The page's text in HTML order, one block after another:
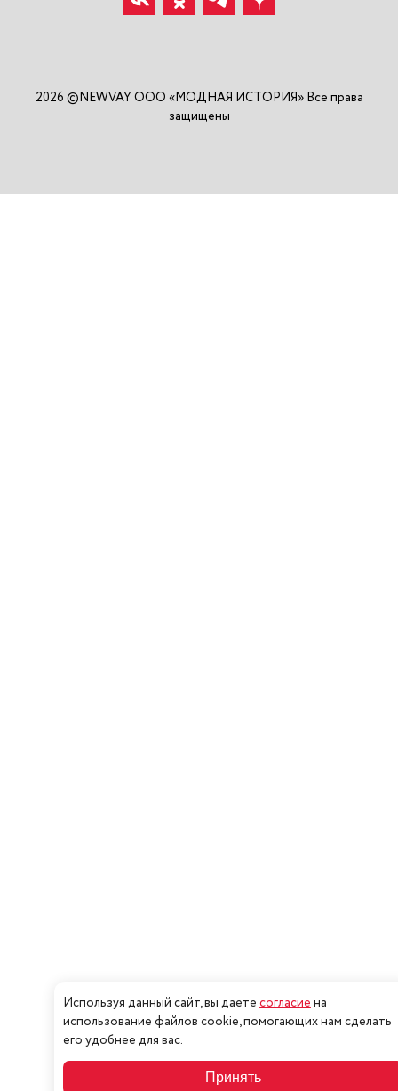
2026 ©NEWVAY ООО «МОДНАЯ ИСТОРИЯ» Все права
защищены
Используя данный сайт, вы даете согласие на
использование файлов cookie, помогающих нам сделать
его удобнее для вас.
Принять